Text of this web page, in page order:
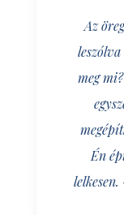
Az
meg
Én